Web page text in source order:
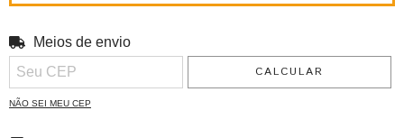
Entregas para o CEP:
Meios de envio
CALCULAR
NÃO SEI MEU CEP